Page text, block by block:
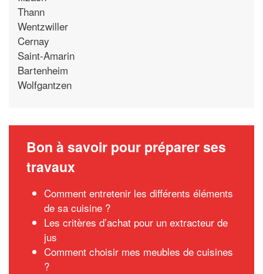
Thann
Wentzwiller
Cernay
Saint-Amarin
Bartenheim
Wolfgantzen
Bon à savoir pour préparer ses
travaux
Comment entretenir les différents éléments
de sa cuisine ?
Les critères d’achat pour un extracteur de
jus
Comment choisir mes meubles de cuisines
?